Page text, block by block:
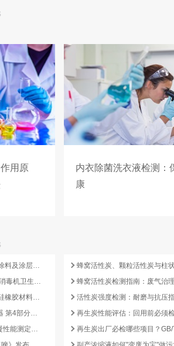
用原
内衣除菌洗衣液检测：
康
GB 4806.10-2025《食品接触用涂料及涂层》标准核心变化解析
GB 30689-2026《内镜自动清洗消毒机卫生要求》解读与检测合规要点
GB 4806.16-2025《食品接触用硅橡胶材料及制品》标准解析
GB/T 35267.4-2025《清洗消毒器 第4部分：内镜清洗消毒器》标准解读与检测项目清单
HG/T 4331-2026《水处理剂 混凝性能测定方法》发布，2026 年 12 月 1 日起实施
再生炭性能评估：回用前必须